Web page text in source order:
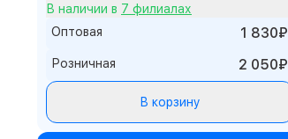
В наличии в 7 филиалах
Оптовая
1 830₽
Розничная 2 050₽
В корзину